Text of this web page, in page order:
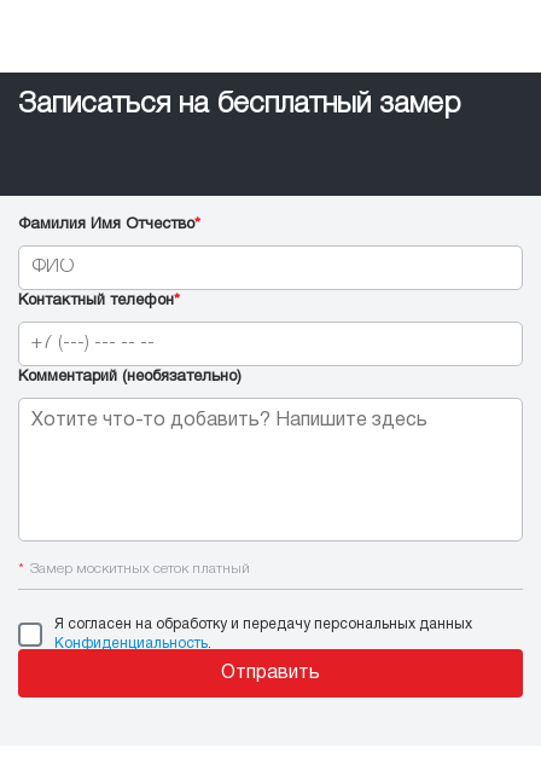
Записаться на бесплатный замер
Фамилия Имя Отчество*
Контактный телефон*
Комментарий (необязательно)
* Замер москитных сеток платный
Я согласен на обработку и передачу персональных данных
Конфиденциальность
Отправить